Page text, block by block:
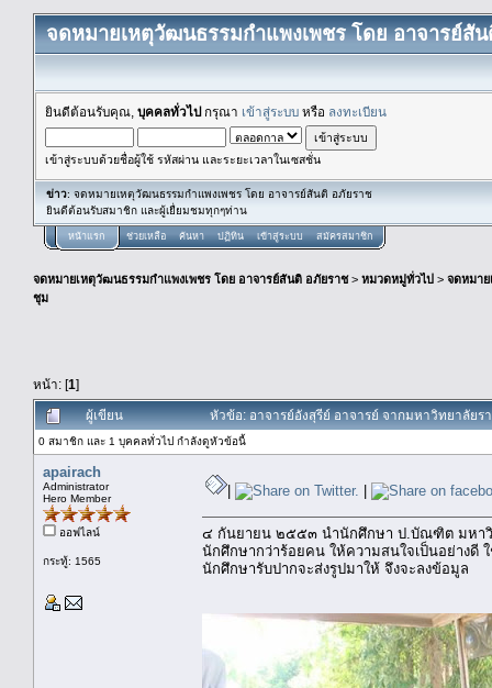
จดหมายเหตุวัฒนธรรมกำแพงเพชร โดย อาจารย์สั
ยินดีต้อนรับคุณ, บุคคลทั่วไปกรุณา เข้าสู่ระบบ หรือ ลงทะเบียน
เข้าสู่ระบบด้วยชื่อผู้ใช้ รหัสผ่าน และระยะเวลาในเซสชั่น
ข่าว: จดหมายเหตุวัฒนธรรมกำแพงเพชร โดย อาจารย์สันติ อภัยราช
ยินดีต้อนรับสมาชิก และผู้เยื่ยมชมทุกๆท่าน
หน้าแรก ช่วยเหลือ ค้นหา ปฏิทิน เข้าสู่ระบบ สมัครสมาชิก
จดหมายเหตุวัฒนธรรมกำแพงเพชร โดย อาจารย์สันติ อภัยราช> หมวดหมู่ทั่วไป > จดหมา
ชุม
หน้า: [1]
ผู้เขียน หัวข้อ: อาจารย์อังสุรีย์ อาจารย์ จากมหาวิทยาลั
0 สมาชิก และ 1 บุคคลทั่วไป กำลังดูหัวข้อนี้
apairach
Administrator
Hero Member
ออฟไลน์
กระทู้: 1565
| |
๔ กันยายน ๒๕๕๓ นำนักศึกษา ป.บัณฑิต มหาวิ
นักศึกษากว่าร้อยคน ให้ความสนใจเป็นอย่างดี
นักศึกษารับปากจะส่งรูปมาให้ จึงจะลงข้อมูล